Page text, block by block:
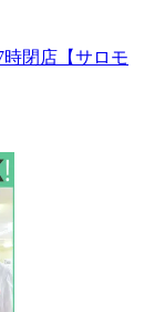
時閉店【サロモ